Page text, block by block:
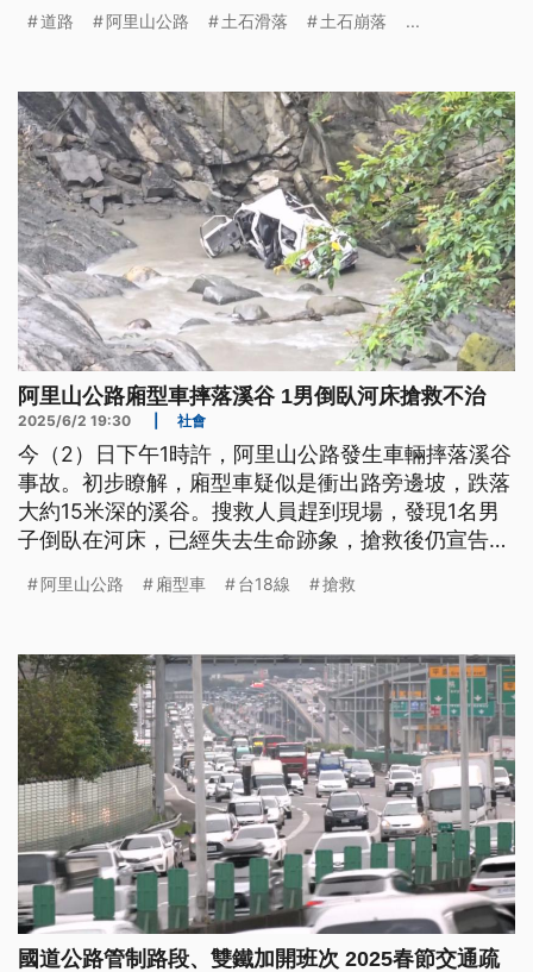
道路 阿里山公路 土石滑落 土石崩落 ...
阿里山公路廂型車摔落溪谷 1男倒臥河床搶救不治
2025/6/2 19:30 社會
今（2）日下午1時許，阿里山公路發生車輛摔落溪谷
事故。初步瞭解，廂型車疑似是衝出路旁邊坡，跌落
大約15米深的溪谷。搜救人員趕到現場，發現1名男
子倒臥在河床，已經失去生命跡象，搶救後仍宣告不
阿里山公路 廂型車 台18線 搶救
國道公路管制路段、雙鐵加開班次 2025春節交通疏